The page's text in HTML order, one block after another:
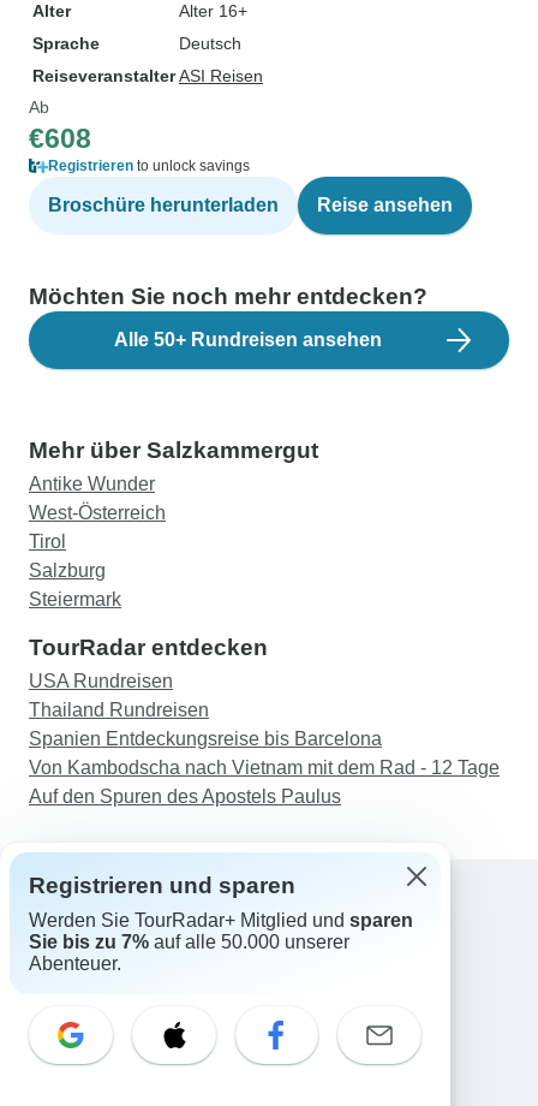
Alter
Alter 16+
Sprache
Deutsch
ReiseveranstalterASI Reisen
Ab
€608
Registrieren to unlock savings
Broschüre herunterladen Reise ansehen
Möchten Sie noch mehr entdecken?
Alle 50+ Rundreisen ansehen
Mehr über Salzkammergut
Antike Wunder
West-Österreich
Tirol
Salzburg
Steiermark
TourRadar entdecken
USA Rundreisen
Thailand Rundreisen
Spanien Entdeckungsreise bis Barcelona
Von Kambodscha nach Vietnam mit dem Rad - 12 Tage
Auf den Spuren des Apostels Paulus
Support
Kontakt
Schweiz +41 225 183 195
E-Mail: support@tourradar.com
Registrieren und sparen
Werden Sie TourRadar+ Mitglied und sparen
Sie bis zu 7% auf alle 50.000 unserer
Abenteuer.